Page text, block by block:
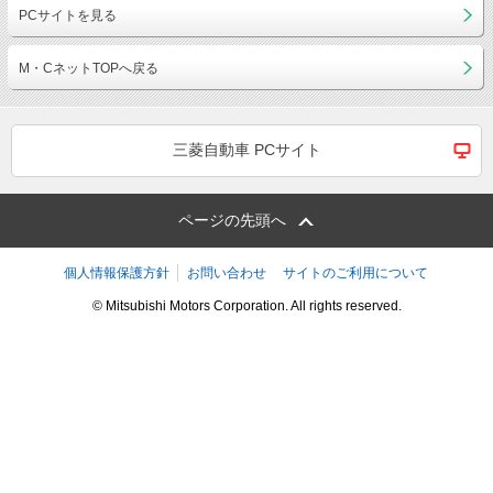
PCサイトを見る
M・CネットTOPへ戻る
三菱自動車 PCサイト
ページの先頭へ
個人情報保護方針 お問い合わせ サイトのご利用について
© Mitsubishi Motors Corporation. All rights reserved.